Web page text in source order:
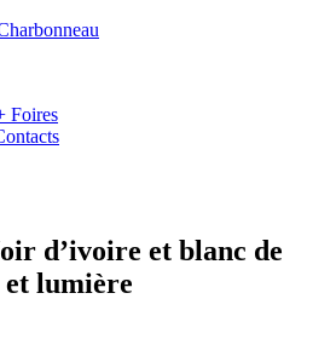
Foires
d’ivoire et blanc de
lumière